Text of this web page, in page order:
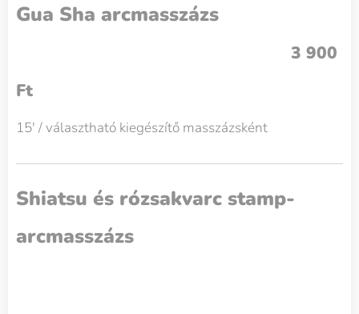
Gua Sha arcmasszázs
3 900
Ft
15' / választható kiegészítő masszázsként
Shiatsu és rózsakvarc stamp-
arcmasszázs